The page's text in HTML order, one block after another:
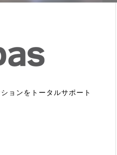
ョンをトータルサポート